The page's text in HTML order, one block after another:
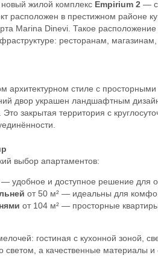
жилой комплекс Empirium 2 —
расположен в престижном районе
Marina Dinevi. Такое
ресторанам,
архитектурном стиле с
двор украшен ландшафтным
закрытая территория с
выбор апартаментов:
удобное и доступное решение для
от 50 м² — идеальны для
от 104 м² — просторные
гостиная с кухонной зоной,
светом, а качественные материалы